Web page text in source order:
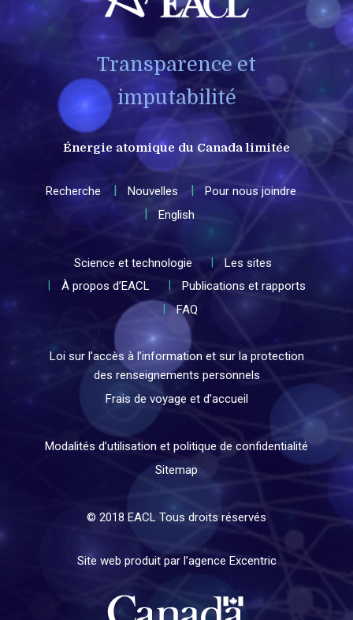
Transparence et
imputabilité
Énergie atomique du Canada limitée
Recherche Nouvelles
Pour nous joindre
English
Science et technologie
Les sites
À propos d’EACL
Publications et rapports
FAQ
Loi sur l’accès à l’information et sur la protection
des renseignements personnels
Frais de voyage et d’accueil
Modalités d’utilisation et politique de confidentialité
Sitemap
© 2018 EACL Tous droits réservés
Site web produit par l’agence Excentric